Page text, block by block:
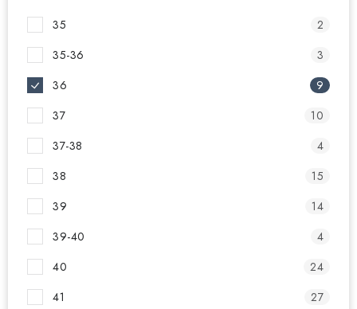
35
2
35-36
3
36
9
37
10
37-38
4
38
15
39
14
39-40
4
40
24
41
27